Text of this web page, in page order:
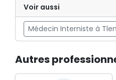
Voir aussi
Médecin Interniste à
Autres